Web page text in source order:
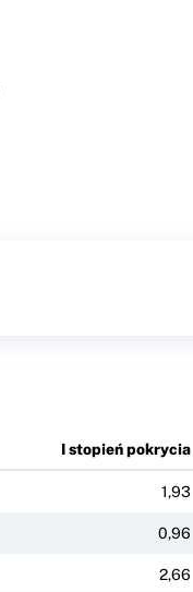
I stopień pokrycia
1,93
0,96
2,66